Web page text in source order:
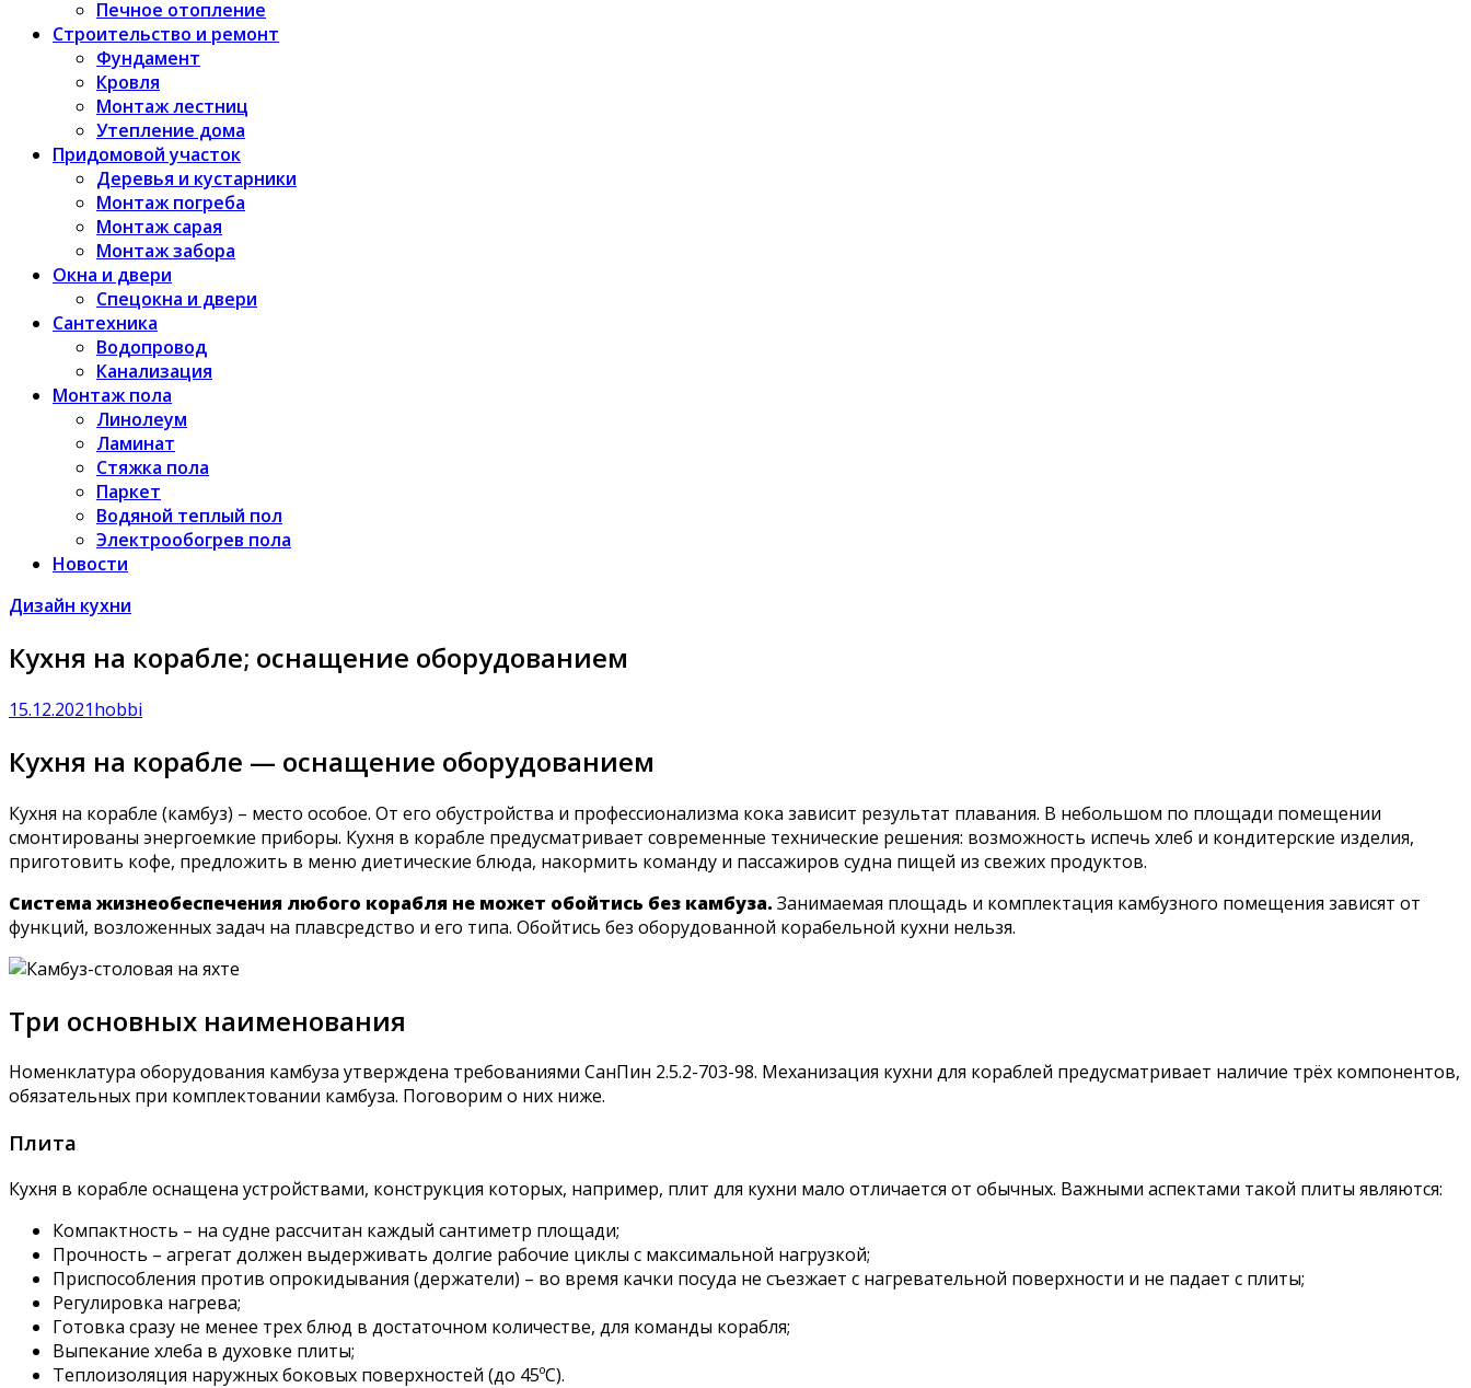
Печное отопление
Строительство и ремонт
Фундамент
Кровля
Монтаж лестниц
Утепление дома
Придомовой участок
Деревья и кустарники
Монтаж погреба
Монтаж сарая
Монтаж забора
Окна и двери
Спецокна и двери
Сантехника
Водопровод
Канализация
Монтаж пола
Линолеум
Ламинат
Стяжка пола
Паркет
Водяной теплый пол
Электрообогрев пола
Новости
Дизайн кухни
Кухня на корабле; оснащение оборудованием
15.12.2021hobbi
Кухня на корабле — оснащение оборудованием
Кухня на корабле (камбуз) ­­– место особое. От его обустройства и профессионализма кока зависит результат плавания. В небольшом по площади помещении
смонтированы энергоемкие приборы. Кухня в корабле предусматривает современные технические решения: возможность испечь хлеб и кондитерские изделия,
приготовить кофе, предложить в меню диетические блюда, накормить команду и пассажиров судна пищей из свежих продуктов.
Система жизнеобеспечения любого корабля не может обойтись без камбуза. Занимаемая площадь и комплектация камбузного помещения зависят от
функций, возложенных задач на плавсредство и его типа. Обойтись без оборудованной корабельной кухни нельзя.
Три основных наименования
Номенклатура оборудования камбуза утверждена требованиями СанПин 2.5.2-703-98. Механизация кухни для кораблей предусматривает наличие трёх компонентов,
обязательных при комплектовании камбуза. Поговорим о них ниже.
Плита
Кухня в корабле оснащена устройствами, конструкция которых, например, плит для кухни мало отличается от обычных. Важными аспектами такой плиты являются:
Компактность – на судне рассчитан каждый сантиметр площади;
Прочность – агрегат должен выдерживать долгие рабочие циклы с максимальной нагрузкой;
Приспособления против опрокидывания (держатели) – во время качки посуда не съезжает с нагревательной поверхности и не падает с плиты;
Регулировка нагрева;
Готовка сразу не менее трех блюд в достаточном количестве, для команды корабля;
Выпекание хлеба в духовке плиты;
Теплоизоляция наружных боковых поверхностей (до 45ºС).